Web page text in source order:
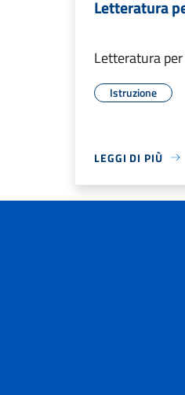
Letteratura
Letteratura
Istruzione
LEGGI DI PIÙ